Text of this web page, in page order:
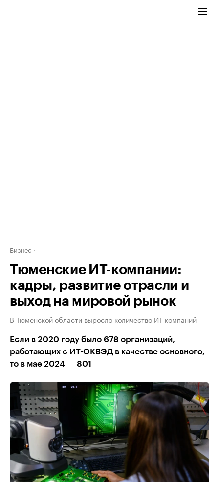
Бизнес
Тюменские ИТ-компании:
кадры, развитие отрасли и
выход на мировой рынок
В Тюменской области выросло количество ИТ-компаний
Если в 2020 году было 678 организаций,
работающих с ИТ-ОКВЭД в качестве основного,
то в мае 2024 — 801